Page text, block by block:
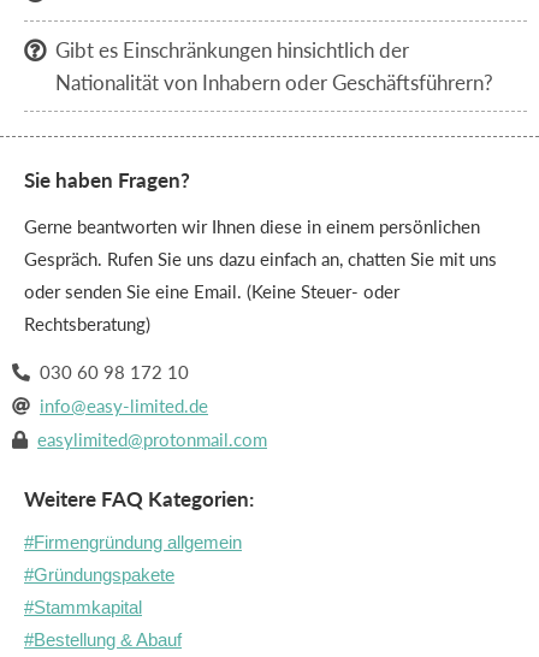
 Gibt es Einschränkungen hinsichtlich der
Nationalität von Inhabern oder Geschäftsführern?
Sie haben Fragen?
Gerne beantworten wir Ihnen diese in einem persönlichen
Gespräch. Rufen Sie uns dazu einfach an, chatten Sie mit uns
oder senden Sie eine Email. (Keine Steuer- oder
Rechtsberatung)
 030 60 98 172 10
 info@easy-limited.de
 easylimited@protonmail.com
Weitere FAQ Kategorien:
#Firmengründung allgemein
#Gründungspakete
#Stammkapital
#Bestellung & Abauf